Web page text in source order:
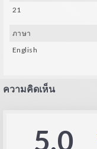
21
ภาษา
English
ความคิดเห็น
5.0